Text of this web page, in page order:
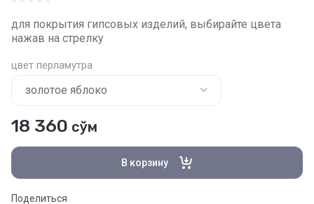
для покрытия гипсовых изделий, выбирайте цвета
нажав на стрелку
цвет перламутра
18 360 сўм
В корзину
Поделиться